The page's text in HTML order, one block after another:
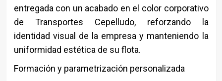
entregada con un acabado en el color corporativo
de Transportes Cepelludo, reforzando la
identidad visual de la empresa y manteniendo la
uniformidad estética de su flota.
Formación y parametrización personalizada